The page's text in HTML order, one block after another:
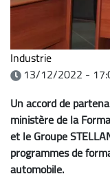
Industrie
13/12/2022 -
Un accord de
ministère de la
et le Groupe
programmes de
automobile.